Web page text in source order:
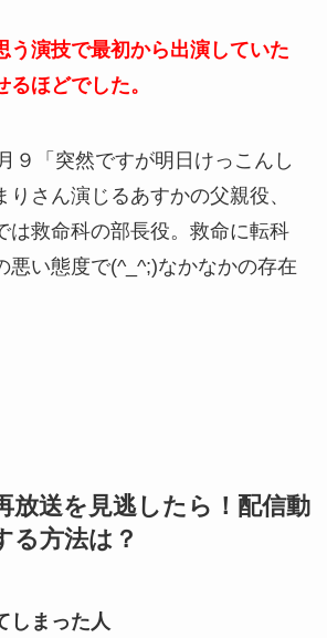
う演技で最初から出演していた
ほどでした。
９「突然ですが明日けっこんし
りさん演じるあすかの父親役、
は救命科の部長役。救命に転科
悪い態度で(^_^;)なかなかの存在
放送を見逃したら！配信動
る方法は？
しまった人